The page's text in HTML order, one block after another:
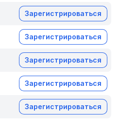
Зарегистрироваться
Зарегистрироваться
Зарегистрироваться
Зарегистрироваться
Зарегистрироваться